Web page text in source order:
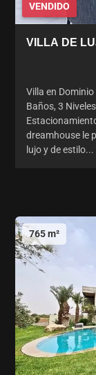
VENDIDO
VILLA DE
Villa en
Baños, 3
dreamhouse le
lujo y de estilo...
765 m²